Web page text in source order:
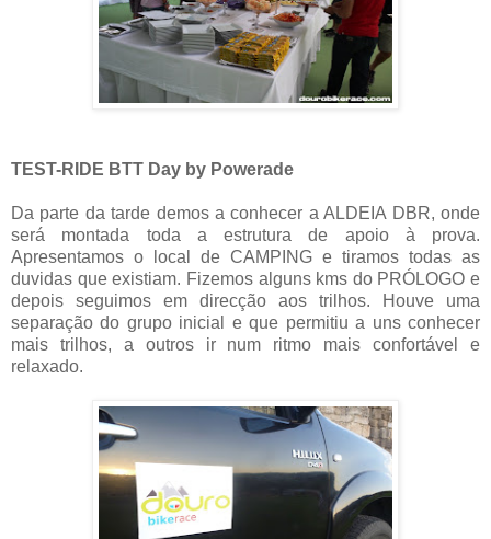
TEST-RIDE BTT Day by Powerade
Da parte da tarde demos a conhecer a ALDEIA DBR, onde
será montada toda a estrutura de apoio à prova.
Apresentamos o local de CAMPING e tiramos todas as
duvidas que existiam. Fizemos alguns kms do PRÓLOGO e
depois seguimos em direcção aos trilhos. Houve uma
separação do grupo inicial e que permitiu a uns conhecer
mais trilhos, a outros ir num ritmo mais confortável e
relaxado.